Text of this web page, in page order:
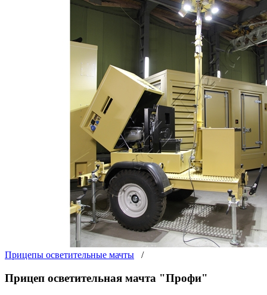
Прицепы осветительные мачты /
Прицеп осветительная мачта "Профи"